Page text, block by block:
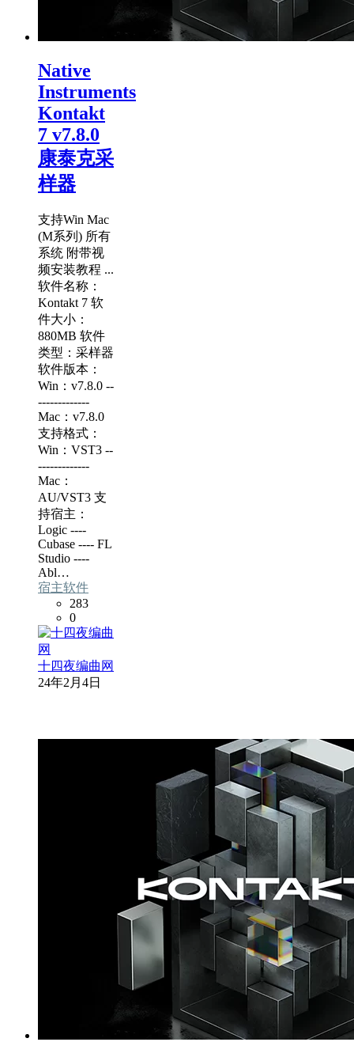
Native
Instruments
Kontakt
7 v7.8.0
康泰克采
样器
支持Win Mac
(M系列) 所有
系统 附带视
频安装教程 ...
软件名称：
Kontakt 7 软
件大小：
880MB 软件
类型：采样器
软件版本：
Win：v7.8.0 --
-------------
Mac：v7.8.0
支持格式：
Win：VST3 --
-------------
Mac：
AU/VST3 支
持宿主：
Logic ----
Cubase ---- FL
Studio ----
Abl…
宿主软件
283
0
十四夜编曲网
24年2月4日